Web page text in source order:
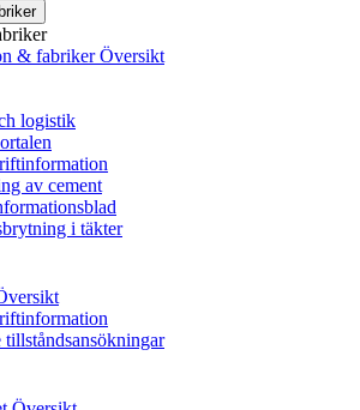
& fabriker Översikt
logistik
av cement
i täkter
tillståndsansökningar